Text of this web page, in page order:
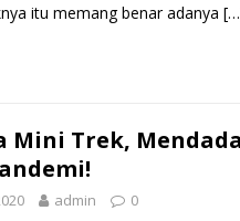
itu memang benar adanya
Mini Trek,
admin 0